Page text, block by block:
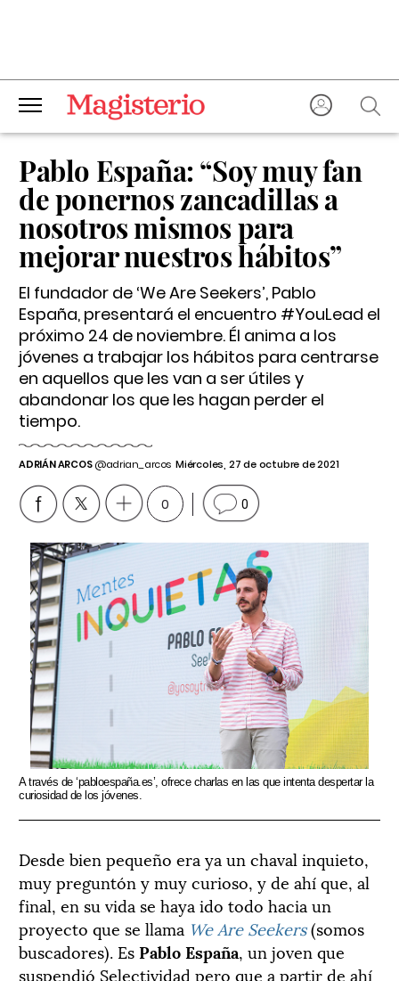
Pablo España: “Soy muy fan
de ponernos zancadillas a
nosotros mismos para
mejorar nuestros hábitos”
El fundador de ‘We Are Seekers’, Pablo
España, presentará el encuentro #YouLead el
próximo 24 de noviembre. Él anima a los
jóvenes a trabajar los hábitos para centrarse
en aquellos que les van a ser útiles y
abandonar los que les hagan perder el
tiempo.
ADRIÁN ARCOS@adrian_arcos Miércoles, 27 de octubre de 2021
0 0
A través de ‘pabloespaña.es’, ofrece charlas en las que intenta despertar la
curiosidad de los jóvenes.
Desde bien pequeño era ya un chaval inquieto,
muy preguntón y muy curioso, y de ahí que, al
final, en su vida se haya ido todo hacia un
proyecto que se llama We Are Seekers(somos
buscadores). EsPablo España, un joven que
suspendió Selectividad pero que a partir de ahí